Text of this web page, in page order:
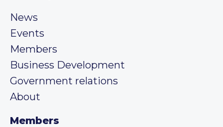
News
Events
Members
Business Development
Government relations
About
Members